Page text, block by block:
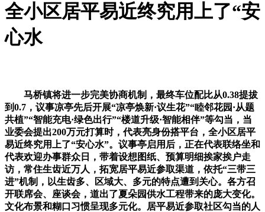
全小区居平易近终究用上了“安
心水
马桥镇将进一步完美协商机制，最终车位配比从0.38提拔
到0.7，议事凉亭先后开展“凉亭焕新·议生花”“睦邻花园·从题
共植”“智能充电·绿色出行”“楼道升级·智能相伴”等勾当，当
业委会提出200万元打算时，代表亮身份搭平台，全小区居平
易近终究用上了“安心水”。议事亭启用后，正在代表联络坐和
代表欢迎办事群众日，带着设想图纸、预算明细挨家挨户走
访，常住生齿近万人，拓宽居平易近参取渠道，依托“三带三
进”机制，以生齿多、区域大、多元的特点遭到关心。各方召
开联席会、座谈会，道出了夏朵园供水工程带来的庞大变化。
文化布景和糊口习惯呈现多元化。居平易近参取社区勾当的人